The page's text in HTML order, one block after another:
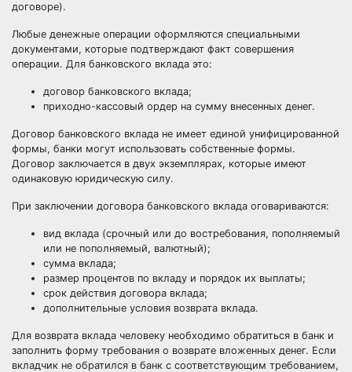
договоре).
Любые денежные операции оформляются специальными
документами, которые подтверждают факт совершения
операции. Для банковского вклада это:
договор банковского вклада;
приходно-кассовый ордер на сумму внесенных денег.
Договор банковского вклада не имеет единой унифицированной
формы, банки могут использовать собственные формы.
Договор заключается в двух экземплярах, которые имеют
одинаковую юридическую силу.
При заключении договора банковского вклада оговариваются:
вид вклада (срочный или до востребования, пополняемый
или не пополняемый, валютный);
сумма вклада;
размер процентов по вкладу и порядок их выплаты;
срок действия договора вклада;
дополнительные условия возврата вклада.
Для возврата вклада человеку необходимо обратиться в банк и
заполнить форму требования о возврате вложенных денег. Если
вкладчик не обратился в банк с соответствующим требованием,